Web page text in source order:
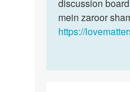
discussion
mein zaroor
https://